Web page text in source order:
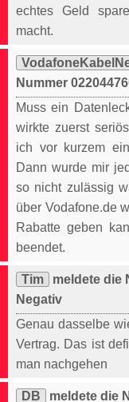
echtes Geld
macht.
Nummer
Muss ein
wirkte zuerst
ich vor kurzem
Dann wurde mir
so nicht zulässig
über Vodafone.de
Rabatte geben
beendet.
Tim
meldete die
Negativ
Genau dasselbe
Vertrag. Das ist
man nachgehen
DB
meldete die